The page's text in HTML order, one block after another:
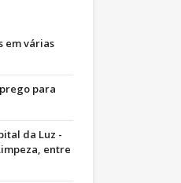
em várias
para
da Luz -
entre